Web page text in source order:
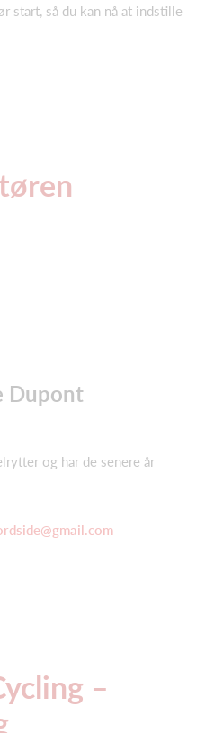
start, så du kan nå at indstille
Dupont
og har de senere år
–